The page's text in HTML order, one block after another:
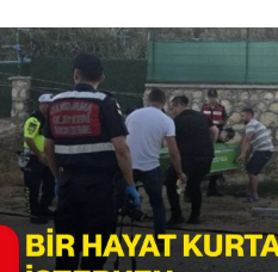
SPOR
11:11 MANŞET